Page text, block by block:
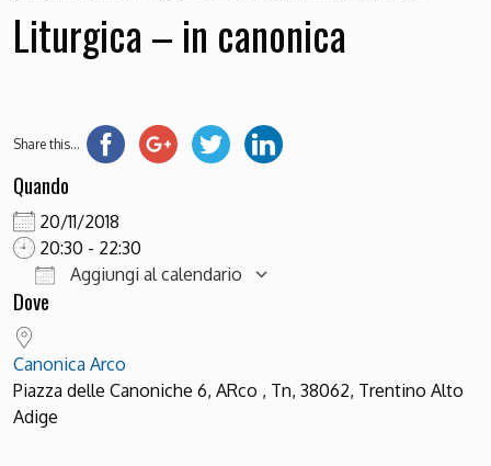
Liturgica – in canonica
Share this...
Quando
20/11/2018
20:30 - 22:30
Aggiungi al calendario
Dove
Canonica Arco
Piazza delle Canoniche 6, ARco , Tn, 38062, Trentino Alto
Adige